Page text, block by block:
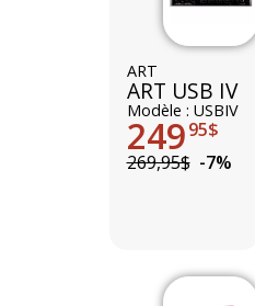
ART
ART USB IV
Modèle : USBIV
24995$
269,95$ -7%